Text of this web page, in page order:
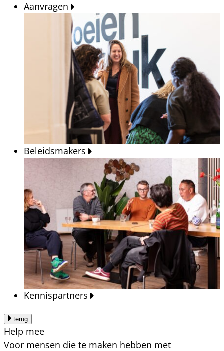
Aanvragen
Beleidsmakers
Kennispartners
terug
Help mee
Voor mensen die te maken hebben met